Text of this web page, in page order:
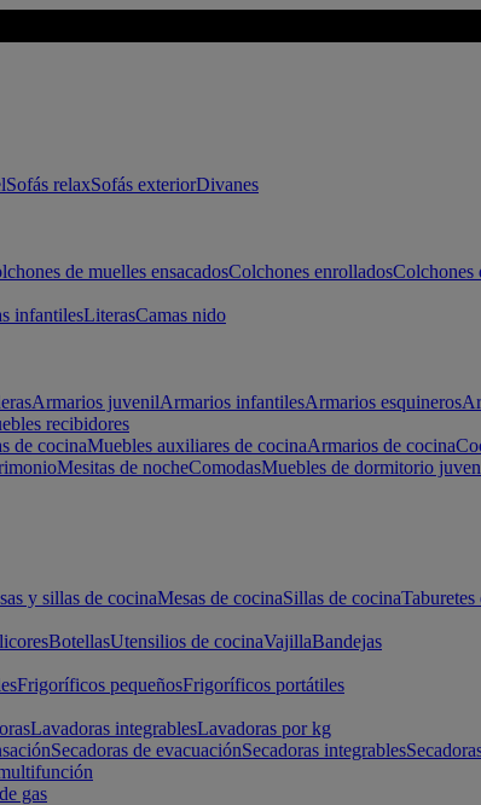
Sofás relaxSofás exteriorDivanes
de muelles ensacadosColchones enrolladosColchones
infantilesLiterasCamas nido
Armarios juvenilArmarios infantilesArmarios esquineros
recibidores
de cocinaMuebles auxiliares de cocinaArmarios de cocina
Mesitas de nocheComodasMuebles de dormitorio
y sillas de cocinaMesas de cocinaSillas de cocinaTaburetes
BotellasUtensilios de cocinaVajillaBandejas
Frigoríficos pequeñosFrigoríficos portátiles
Lavadoras integrablesLavadoras por kg
Secadoras de evacuaciónSecadoras integrables
gas